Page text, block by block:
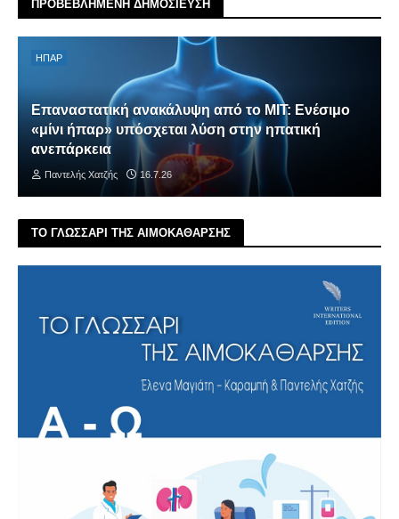
ΠΡΟΒΕΒΛΗΜΕΝΗ ΔΗΜΟΣΙΕΥΣΗ
ΗΠΑΡ
Επαναστατική ανακάλυψη από το MIT: Ενέσιμο
«μίνι ήπαρ» υπόσχεται λύση στην ηπατική
ανεπάρκεια
Παντελής Χατζής 16.7.26
ΤΟ ΓΛΩΣΣΑΡΙ ΤΗΣ ΑΙΜΟΚΑΘΑΡΣΗΣ